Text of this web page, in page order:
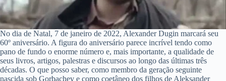
No dia de Natal, 7 de janeiro de 2022, Alexander Dugin marcará seu
60º aniversário. A figura do aniversário parece incrível tendo como
pano de fundo o enorme número e, mais importante, a qualidade de
seus livros, artigos, palestras e discursos ao longo das últimas três
décadas. O que posso saber, como membro da geração seguinte
nascida sob Gorbachev e como coetâneo dos filhos de Aleksander